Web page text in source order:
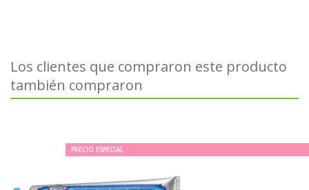
Los clientes que compraron este producto
también compraron
PRECIO ESPECIAL